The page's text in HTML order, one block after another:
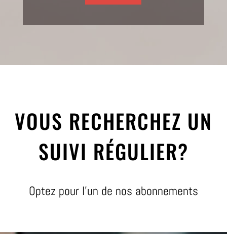
VOUS RECHERCHEZ UN
SUIVI RÉGULIER?
Optez pour l’un de nos abonnements